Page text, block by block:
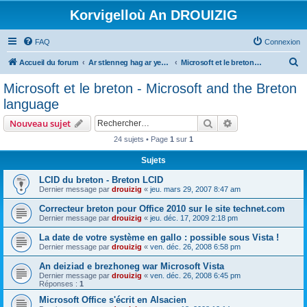
Korvigelloù An DROUIZIG
FAQ Connexion
Accueil du forum Ar stlenneg hag ar yezhoù bihan er bed a-bezh Microsoft et le breton - Microsoft and the Breton language
Microsoft et le breton - Microsoft and the Breton
language
Nouveau sujet Rechercher
24 sujets • Page 1 sur 1
Sujets
LCID du breton - Breton LCID
Dernier message par drouizig « jeu. mars 29, 2007 8:47 am
Correcteur breton pour Office 2010 sur le site technet.com
Dernier message par drouizig « jeu. déc. 17, 2009 2:18 pm
La date de votre système en gallo : possible sous Vista !
Dernier message par drouizig « ven. déc. 26, 2008 6:58 pm
An deiziad e brezhoneg war Microsoft Vista
Dernier message par drouizig « ven. déc. 26, 2008 6:45 pm
Réponses : 1
Microsoft Office s'écrit en Alsacien